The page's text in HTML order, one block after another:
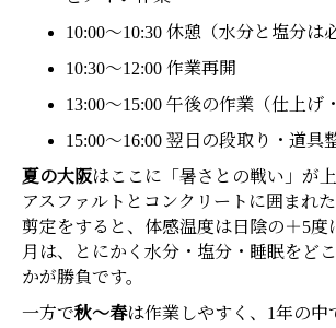
10:00〜10:30 休憩（水分と塩分は
10:30〜12:00 作業再開
13:00〜15:00 午後の作業（仕上げ
15:00〜16:00 翌日の段取り・道具
夏の大阪はここに「暑さとの戦い」が
アスファルトとコンクリートに囲まれ
剪定をすると、体感温度は日陰の＋5度
月は、とにかく水分・塩分・睡眠をど
かが勝負です。
一方で秋〜春は作業しやすく、1年の中